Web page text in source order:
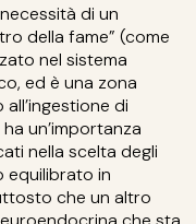
di un
della fame” (come
nel sistema
ed è una zona
di
un’importanza
nella scelta degli
equilibrato in
che un altro